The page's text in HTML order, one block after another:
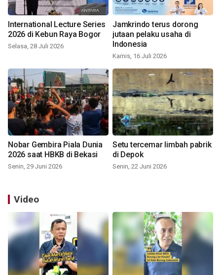
International Lecture Series
2026 di Kebun Raya Bogor
Selasa, 28 Juli 2026
Jamkrindo terus dorong
jutaan pelaku usaha di
Indonesia
Kamis, 16 Juli 2026
Nobar Gembira Piala Dunia
2026 saat HBKB di Bekasi
Senin, 29 Juni 2026
Setu tercemar limbah pabrik
di Depok
Senin, 22 Juni 2026
Video